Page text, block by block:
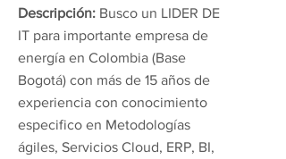
Descripción: Busco un LIDER DE
IT para importante empresa de
energía en Colombia (Base
Bogotá) con más de 15 años de
experiencia con conocimiento
especifico en Metodologías
ágiles, Servicios Cloud, ERP, BI,